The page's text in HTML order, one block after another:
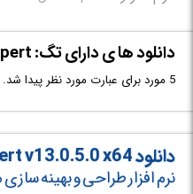
دانلود ها ی دارای تگ: design expert
5 مورد برای عبارت مورد نظر پیدا شد.
دانلود Stat-Ease Design-Expert v13.0.5.0 x64
نرم افزار طراحی و بهینه